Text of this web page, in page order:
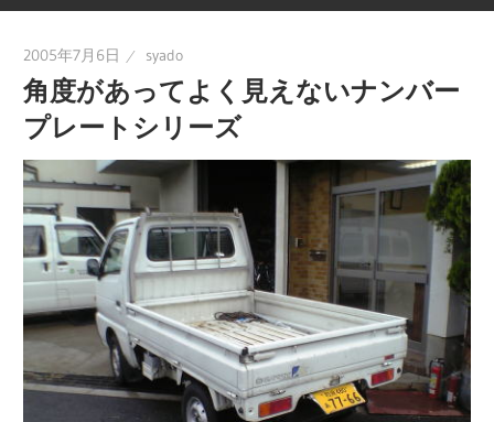
2005年7月6日 syado
角度があってよく見えないナンバー
プレートシリーズ